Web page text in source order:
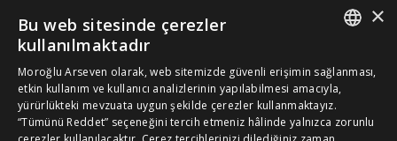
Haberler ve Yayınlar
MA Gazette
Kariyer
TURKISH
×
Bu web sitesinde çerezler
kullanılmaktadır
Moroğlu Arseven olarak, web sitemizde güvenli erişimin sağlanması,
etkin kullanım ve kullanıcı analizlerinin yapılabilmesi amacıyla,
yürürlükteki mevzuata uygun şekilde çerezler kullanmaktayız.
“Tümünü Reddet” seçeneğini tercih etmeniz hâlinde yalnızca zorunlu